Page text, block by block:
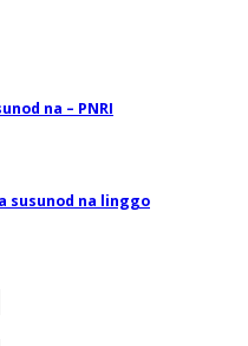
na – PNRI
susunod na linggo